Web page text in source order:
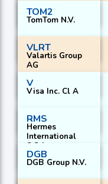
TOM2
TomTom N.V.
VLRT
Valartis Group
AG
V
Visa Inc. Cl A
RMS
Hermes
International
S.C.A.
DGB
DGB Group N.V.